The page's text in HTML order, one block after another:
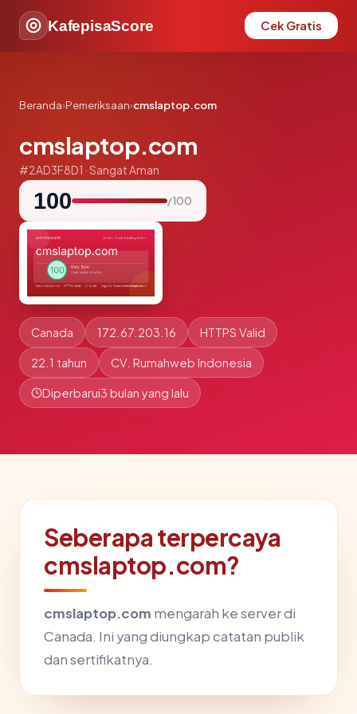
KafepisaScore Cek Gratis
Beranda›Pemeriksaan›cmslaptop.com
cmslaptop.com
#2AD3F8D1 · Sangat Aman
100 / 100
Canada 172.67.203.16 HTTPS Valid
22.1 tahun CV. Rumahweb Indonesia
Diperbarui3 bulan yang lalu
Seberapa terpercaya
cmslaptop.com?
cmslaptop.com mengarah ke server di
Canada. Ini yang diungkap catatan publik
dan sertifikatnya.